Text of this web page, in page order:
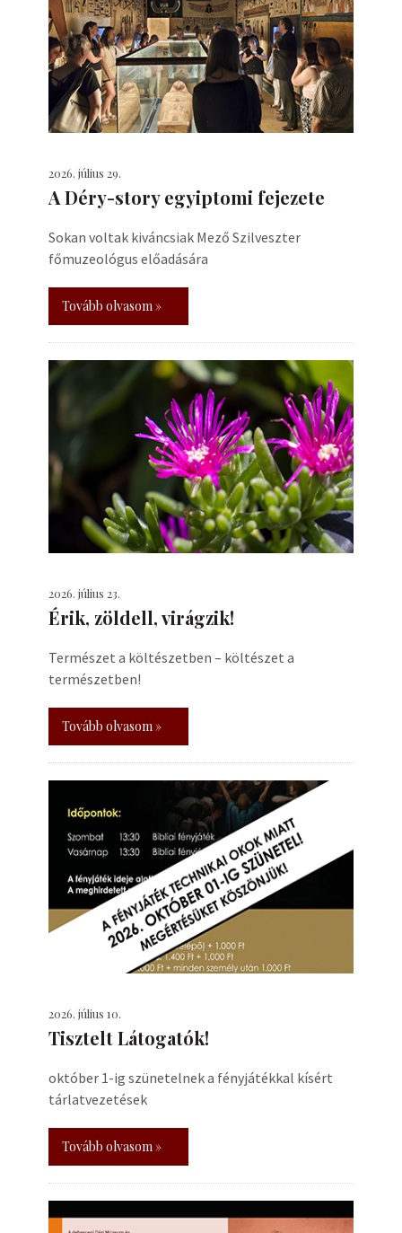
2026. július 29.
A Déry-story egyiptomi fejezete
Sokan voltak kiváncsiak Mező Szilveszter
főmuzeológus előadására
Tovább olvasom »
2026. július 23.
Érik, zöldell, virágzik!
Természet a költészetben – költészet a
természetben!
Tovább olvasom »
2026. július 10.
Tisztelt Látogatók!
október 1-ig szünetelnek a fényjátékkal kísért
tárlatvezetések
Tovább olvasom »